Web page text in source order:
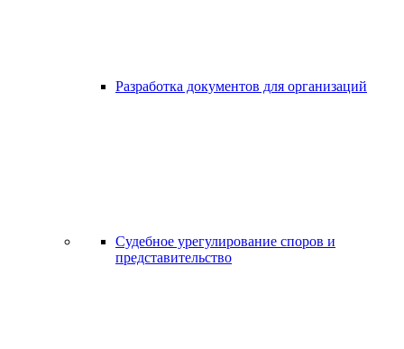
Разработка документов для организаций
Судебное урегулирование споров и
представительство